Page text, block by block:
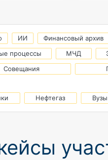
ИИ Финансовый архив
процессы МЧД
Совещания
Нефтегаз Вузы